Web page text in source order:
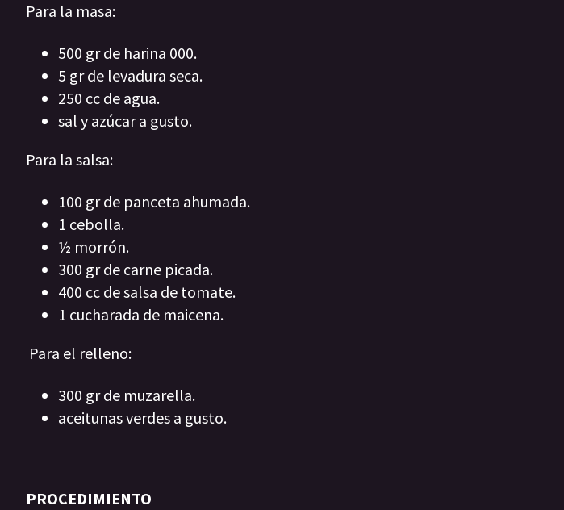
Para la masa:
500 gr de harina 000.
5 gr de levadura seca.
250 cc de agua.
sal y azúcar a gusto.
Para la salsa:
100 gr de panceta ahumada.
1 cebolla.
½ morrón.
300 gr de carne picada.
400 cc de salsa de tomate.
1 cucharada de maicena.
Para el relleno:
300 gr de muzarella.
aceitunas verdes a gusto.
PROCEDIMIENTO